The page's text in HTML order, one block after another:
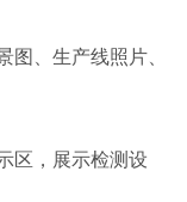
图、生产线照片、
区，展示检测设